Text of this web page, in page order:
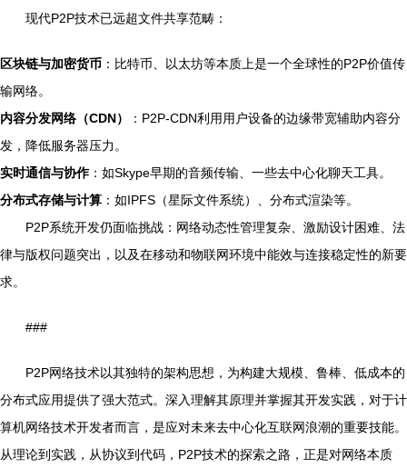
现代P2P技术已远超文件共享范畴：
区块链与加密货币 ：比特币、以太坊等本质上是一个全球性的P2P价值传
输网络。
内容分发网络（CDN）
：P2P-CDN利用用户设备的边缘带宽辅助内容分
发，降低服务器压力。
实时通信与协作：如Skype早期的音频传输、一些去中心化聊天工具。
分布式存储与计算 ：如IPFS（星际文件系统）、分布式渲染等。
P2P系统开发仍面临挑战：网络动态性管理复杂、激励设计困难、法
律与版权问题突出，以及在移动和物联网环境中能效与连接稳定性的新要
求。
###
P2P网络技术以其独特的架构思想，为构建大规模、鲁棒、低成本的
分布式应用提供了强大范式。深入理解其原理并掌握其开发实践，对于计
算机网络技术开发者而言，是应对未来去中心化互联网浪潮的重要技能。
从理论到实践，从协议到代码，P2P技术的探索之路，正是对网络本质